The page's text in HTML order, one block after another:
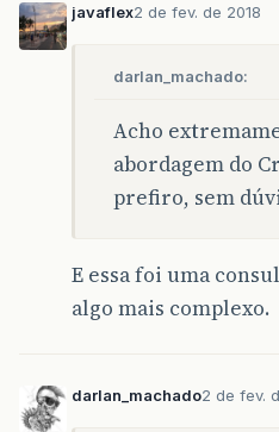
javaflex2 de fev. de 2018
darlan_machado:
Acho
abordagem do
prefiro, sem
E essa foi uma
algo mais complexo.
darlan_machado2 de fev.